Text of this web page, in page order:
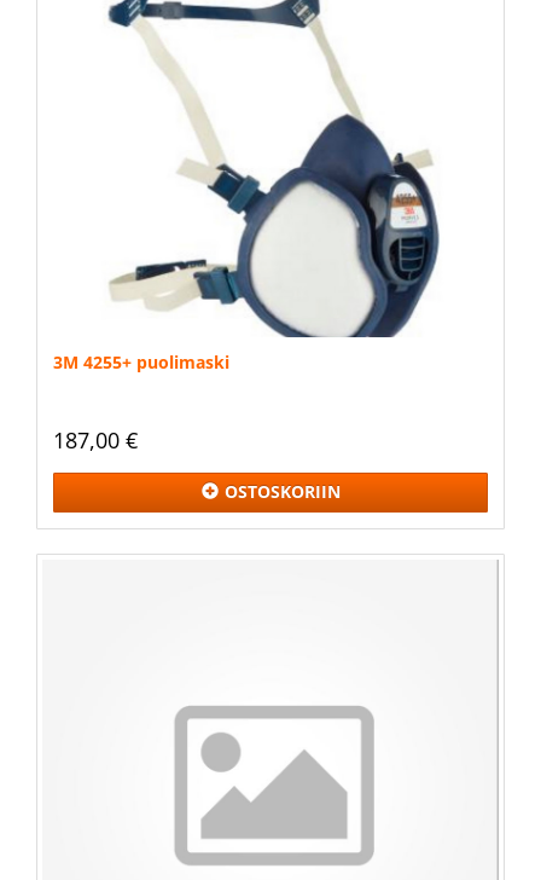
3M 4255+ puolimaski
187,00 €
OSTOSKORIIN